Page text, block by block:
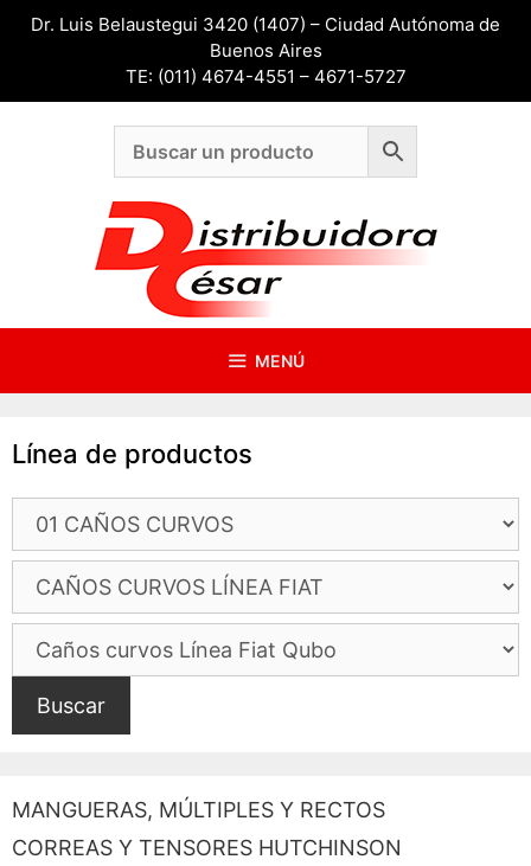
SaltarDr. Luis Belaustegui 3420 (1407) – Ciudad Autónoma de
Buenos Aires
TE: (011) 4674-4551 – 4671-5727
MENÚ
Línea de productos
Buscar
MANGUERAS, MÚLTIPLES Y RECTOS
CORREAS Y TENSORES HUTCHINSON